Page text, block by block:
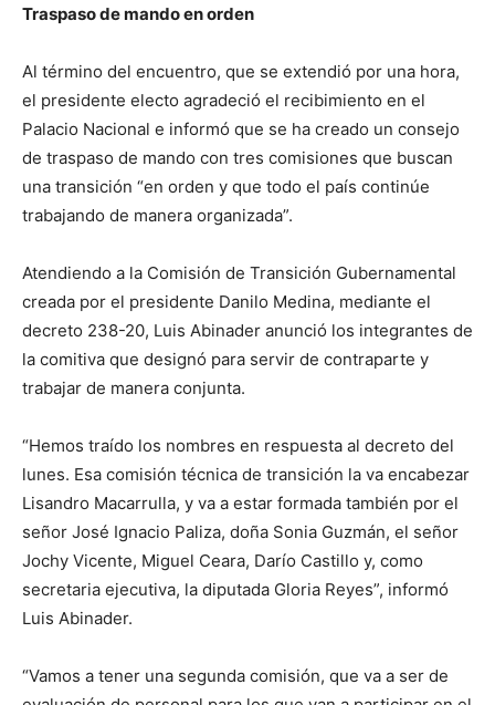
Traspaso de mando en orden
Al término del encuentro, que se extendió por una hora,
el presidente electo agradeció el recibimiento en el
Palacio Nacional e informó que se ha creado un consejo
de traspaso de mando con tres comisiones que buscan
una transición “en orden y que todo el país continúe
trabajando de manera organizada”.
Atendiendo a la Comisión de Transición Gubernamental
creada por el presidente Danilo Medina, mediante el
decreto 238-20, Luis Abinader anunció los integrantes de
la comitiva que designó para servir de contraparte y
trabajar de manera conjunta.
“Hemos traído los nombres en respuesta al decreto del
lunes. Esa comisión técnica de transición la va encabezar
Lisandro Macarrulla, y va a estar formada también por el
señor José Ignacio Paliza, doña Sonia Guzmán, el señor
Jochy Vicente, Miguel Ceara, Darío Castillo y, como
secretaria ejecutiva, la diputada Gloria Reyes”, informó
Luis Abinader.
“Vamos a tener una segunda comisión, que va a ser de